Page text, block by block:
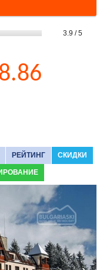
3.9 / 5
РЕЙТИНГ СКИДКИ